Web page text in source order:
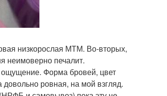
низкорослая МТМ. Во-вторых,
неимоверно печалит.
ощущение. Форма бровей, цвет
ровная, на мой взгляд.